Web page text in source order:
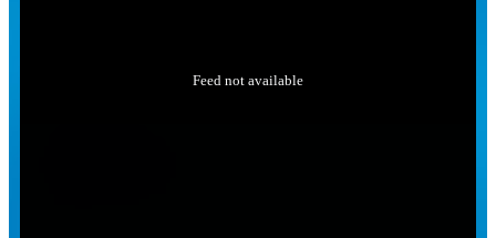
Feed not available